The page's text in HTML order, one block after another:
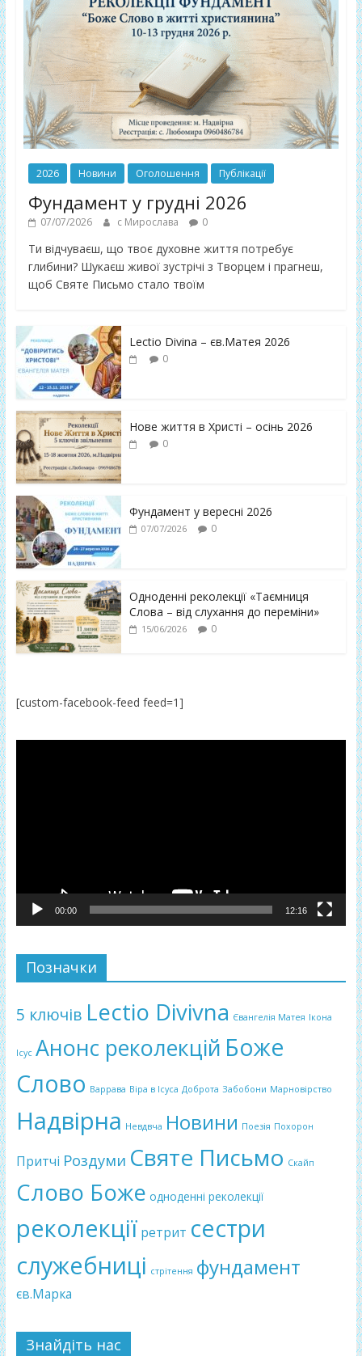
2026 Новини Оголошення Публікації
Фундамент у грудні 2026
07/07/2026 с Мирослава 0
Ти відчуваєш, що твоє духовне життя потребує
глибини? Шукаєш живої зустрічі з Творцем і прагнеш,
щоб Святе Письмо стало твоїм
Lectio Divina – єв.Матея 2026
0
Нове життя в Христі – осінь 2026
0
Фундамент у вересні 2026
07/07/2026 0
Одноденні реколекції «Таємниця
Слова – від слухання до переміни»
15/06/2026 0
[custom-facebook-feed feed=1]
00:00 12:16
Позначки
5 ключів Lectio Divivna Євангелія Матея Ікона
Ісус Анонс реколекцій Боже
Слово Варрава Віра в Ісуса Доброта Забобони Марновірство
Надвірна Невдвча Новини Поезія Похорон
Притчі Роздуми Святе Письмо Скайп
Слово Боже одноденні реколекції
реколекції ретрит сестри
служебниці стрітення фундамент
єв.Марка
Знайдіть нас